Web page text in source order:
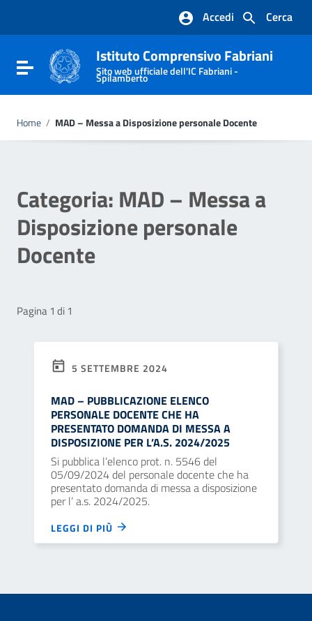
Vai al footer
Cerca
Accedi
Attiva / disattiva la navigazione
Istituto Comprensivo Fabriani
Sito web ufficiale dell'IC Fabriani -
Spilamberto
Home / MAD – Messa a Disposizione personale Docente
Categoria: MAD – Messa a
Disposizione personale
Docente
Pagina 1 di 1
5 SETTEMBRE 2024
MAD – PUBBLICAZIONE ELENCO
PERSONALE DOCENTE CHE HA
PRESENTATO DOMANDA DI MESSA A
DISPOSIZIONE PER L’A.S. 2024/2025
Si pubblica l’elenco prot. n. 5546 del
05/09/2024 del personale docente che ha
presentato domanda di messa a disposizione
per l’ a.s. 2024/2025.
LEGGI DI PIÙ